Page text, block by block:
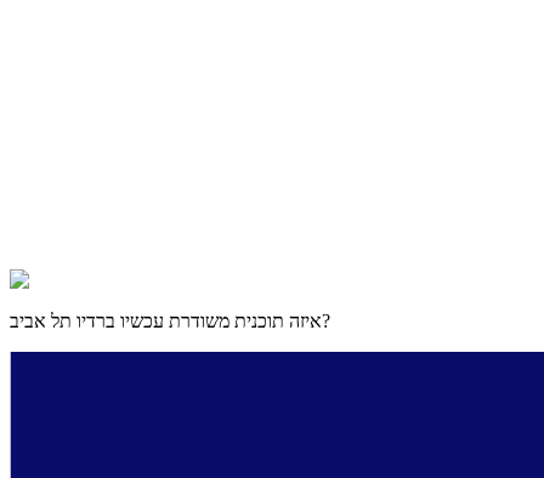
איזה תוכנית משודרת עכשיו ברדיו תל אביב ?